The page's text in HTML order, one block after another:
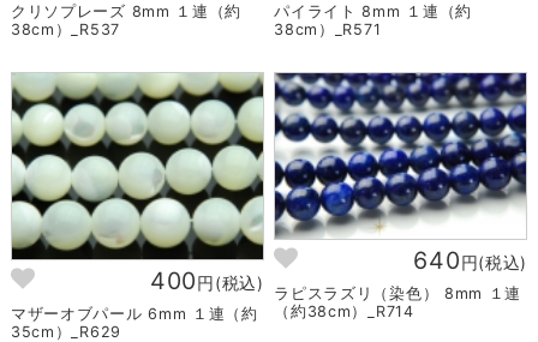
クリソプレーズ 8mm １連（約
38cm）_R537
パイライト 8mm １連（約
38cm）_R571
400円(税込)
マザーオブパール 6mm １連（約
35cm）_R629
640円(税込)
ラピスラズリ（染色） 8mm １連
（約38cm）_R714